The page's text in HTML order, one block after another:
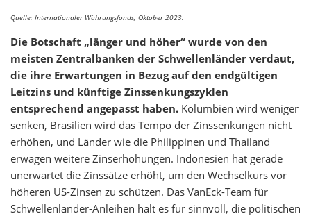
Quelle: Internationaler Währungsfonds; Oktober 2023.
Die Botschaft „länger und höher“ wurde von den
meisten Zentralbanken der Schwellenländer verdaut,
die ihre Erwartungen in Bezug auf den endgültigen
Leitzins und künftige Zinssenkungszyklen
entsprechend angepasst haben. Kolumbien wird weniger
senken, Brasilien wird das Tempo der Zinssenkungen nicht
erhöhen, und Länder wie die Philippinen und Thailand
erwägen weitere Zinserhöhungen. Indonesien hat gerade
unerwartet die Zinssätze erhöht, um den Wechselkurs vor
höheren US-Zinsen zu schützen. Das VanEck-Team für
Schwellenländer-Anleihen hält es für sinnvoll, die politischen